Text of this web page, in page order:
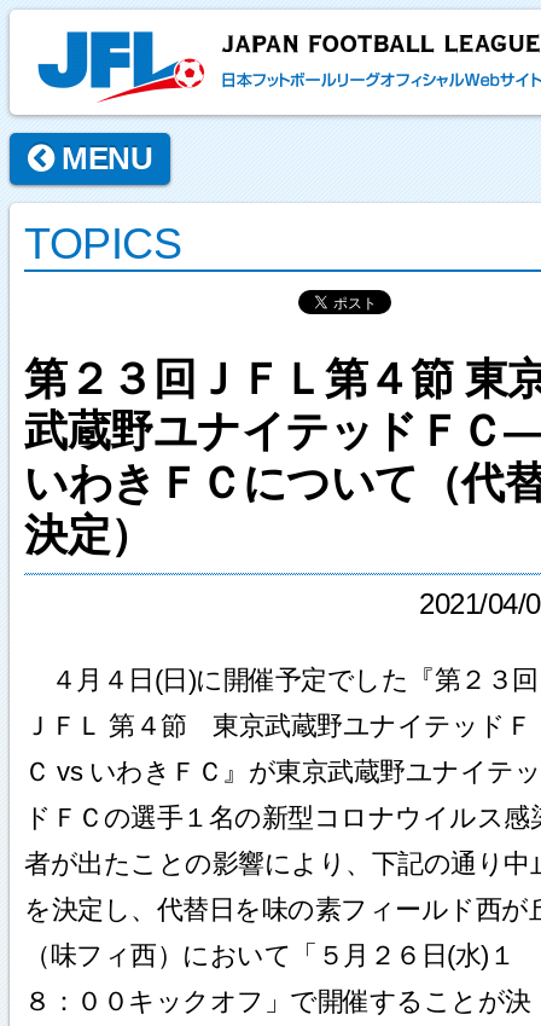
MENU
TOPICS
第２３回ＪＦＬ第４節 東
武蔵野ユナイテッドＦＣ
いわきＦＣについて（代
決定）
2021/04/
４月４日(日)に開催予定でした『第２３回
ＪＦＬ 第４節 東京武蔵野ユナイテッドＦ
Ｃ vs いわきＦＣ』が東京武蔵野ユナイテッ
ドＦＣの選手１名の新型コロナウイルス感
者が出たことの影響により、下記の通り中
を決定し、代替日を味の素フィールド西が
（味フィ西）において「５月２６日(水)１
８：００キックオフ」で開催することが決